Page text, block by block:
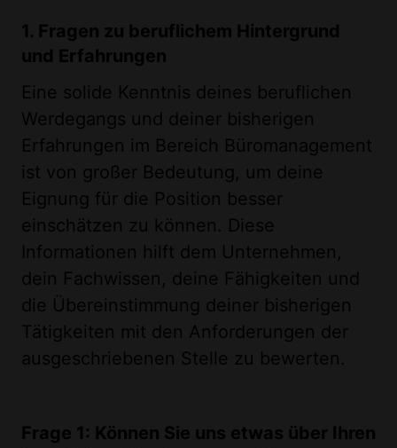
1. Fragen zu beruflichem Hintergrund
und Erfahrungen
Eine solide Kenntnis deines beruflichen
Werdegangs und deiner bisherigen
Erfahrungen im Bereich Büromanagement
ist von großer Bedeutung, um deine
Eignung für die Position besser
einschätzen zu können. Diese
Informationen hilft dem Unternehmen,
dein Fachwissen, deine Fähigkeiten und
die Übereinstimmung deiner bisherigen
Tätigkeiten mit den Anforderungen der
ausgeschriebenen Stelle zu bewerten.
Frage 1: Können Sie uns etwas über Ihren